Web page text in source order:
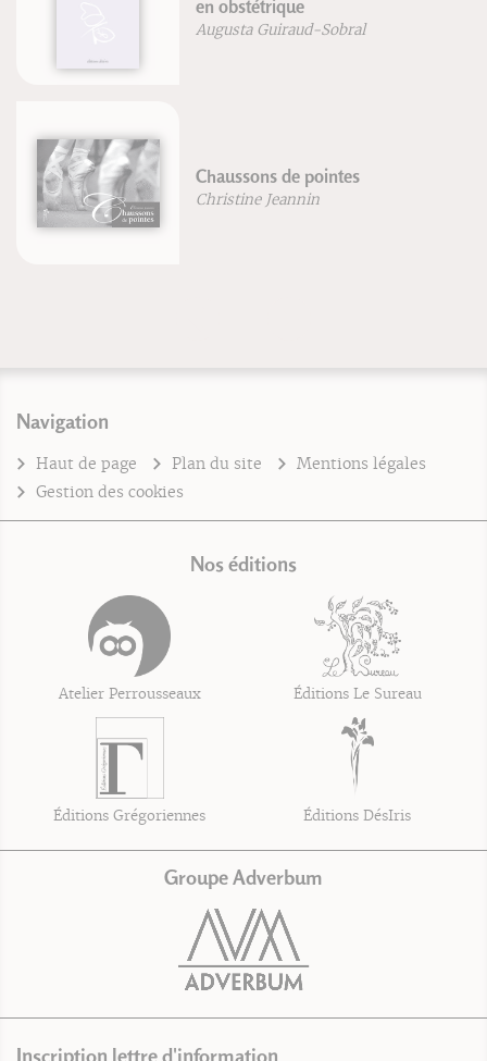
Blandine Calais-Germain
Nuria Vives Pares
Respiration
Blandine Calais-Germain
Navigation
Haut de page Plan du site
Mentions légales
Gestion des cookies
Nos éditions
Atelier Perrousseaux Éditions Le Sureau
Éditions Grégoriennes Éditions DésIris
Groupe Adverbum
Inscription lettre d'information